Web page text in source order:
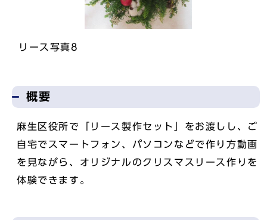
リース写真8
概要
麻生区役所で「リース製作セット」をお渡しし、ご
自宅でスマートフォン、パソコンなどで作り方動画
を見ながら、オリジナルのクリスマスリース作りを
体験できます。